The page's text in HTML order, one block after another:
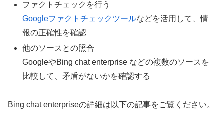
ファクトチェックを行う
Googleファクトチェックツールなどを活用して、情
報の正確性を確認
他のソースとの照合
GoogleやBing chat enterprise などの複数のソースを
比較して、矛盾がないかを確認する
Bing chat enterpriseの詳細は以下の記事をご覧ください。